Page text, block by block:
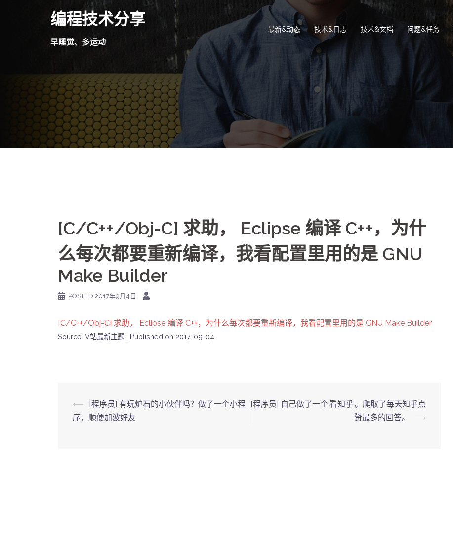
编程技术分享
早睡觉、多运动
最新&动态 技术&日志 技术&文档 问题&任务
[C/C++/Obj-C] 求助， Eclipse 编译 C++，为什
么每次都要重新编译，我看配置里用的是 GNU
Make Builder
POSTED 2017年9月4日
[C/C++/Obj-C] 求助， Eclipse 编译 C++，为什么每次都要重新编译，我看配置里用的是 GNU Make Builder
Source: V站最新主题 Published on 2017-09-04
Post
⟵
[程序员] 有玩炉石的小伙伴吗？做了一个小程
序，顺便加波好友
[程序员] 自己做了一个‘看知乎’。爬取了每天知乎点
赞最多的回答。
⟶